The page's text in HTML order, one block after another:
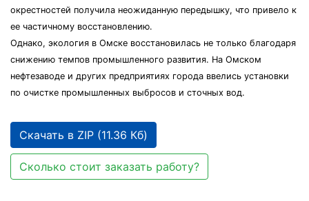
окрестностей получила неожиданную передышку, что привело к
ее частичному восстановлению.
Однако, экология в Омске восстановилась не только благодаря
снижению темпов промышленного развития. На Омском
нефтезаводе и других предприятиях города ввелись установки
по очистке промышленных выбросов и сточных вод.
Скачать в ZIP (11.36 Кб)
Сколько стоит заказать работу?